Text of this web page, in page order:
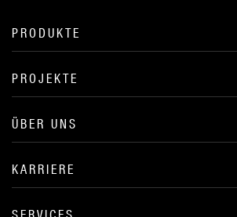
PRODUKTE
PROJEKTE
ÜBER UNS
KARRIERE